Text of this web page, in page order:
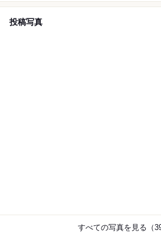
投稿写真
すべての写真を見る（